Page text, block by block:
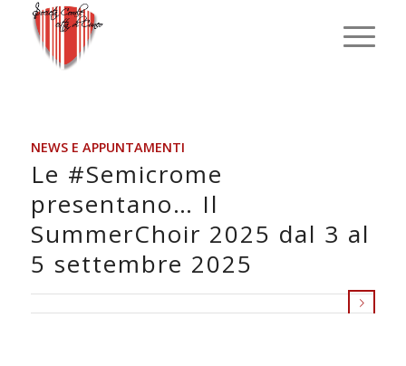
NEWS E APPUNTAMENTI
Le #Semicrome
presentano… Il
SummerChoir 2025 dal 3 al
5 settembre 2025